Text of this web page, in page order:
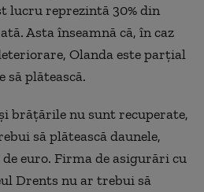
lucru reprezintă 30% din
Asta înseamnă că, în caz
Olanda este parțial
să plătească.
brățările nu sunt recuperate,
să plătească daunele,
euro. Firma de asigurări cu
Drents nu ar trebui să